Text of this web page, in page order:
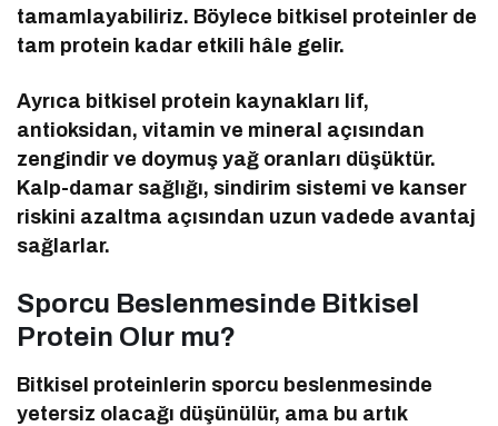
tamamlayabiliriz. Böylece bitkisel proteinler de
tam protein kadar etkili hâle gelir.
Ayrıca bitkisel protein kaynakları lif,
antioksidan, vitamin ve mineral açısından
zengindir ve doymuş yağ oranları düşüktür.
Kalp-damar sağlığı, sindirim sistemi ve kanser
riskini azaltma açısından uzun vadede avantaj
sağlarlar.
Sporcu Beslenmesinde Bitkisel
Protein Olur mu?
Bitkisel proteinlerin sporcu beslenmesinde
yetersiz olacağı düşünülür, ama bu artık